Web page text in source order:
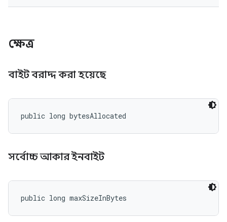
ক্ষেত্র
বাইট বরাদ্দ করা হয়েছে
public long bytesAllocated
সর্বোচ্চ আকার ইনবাইট
public long maxSizeInBytes